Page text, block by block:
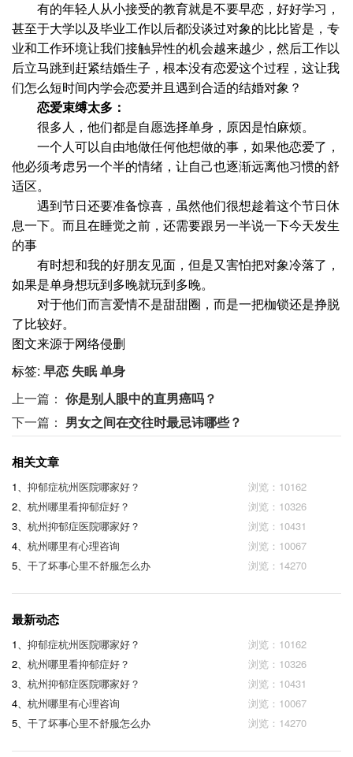
有的年轻人从小接受的教育就是不要早恋，好好学习，
甚至于大学以及毕业工作以后都没谈过对象的比比皆是，专
业和工作环境让我们接触异性的机会越来越少，然后工作以
后立马跳到赶紧结婚生子，根本没有恋爱这个过程，这让我
们怎么短时间内学会恋爱并且遇到合适的结婚对象？
恋爱束缚太多：
很多人，他们都是自愿选择单身，原因是怕麻烦。
一个人可以自由地做任何他想做的事，如果他恋爱了，
他必须考虑另一个半的情绪，让自己也逐渐远离他习惯的舒
适区。
遇到节日还要准备惊喜，虽然他们很想趁着这个节日休
息一下。而且在睡觉之前，还需要跟另一半说一下今天发生
的事
有时想和我的好朋友见面，但是又害怕把对象冷落了，
如果是单身想玩到多晚就玩到多晚。
对于他们而言爱情不是甜甜圈，而是一把枷锁还是挣脱
了比较好。
图文来源于网络侵删
标签: 早恋 失眠单身
上一篇： 你是别人眼中的直男癌吗？
下一篇： 男女之间在交往时最忌讳哪些？
相关文章
1、 抑郁症杭州医院哪家好？
浏览：10162
2、 杭州哪里看抑郁症好？
浏览：10326
3、 杭州抑郁症医院哪家好？
浏览：10431
4、 杭州哪里有心理咨询
浏览：10067
5、 干了坏事心里不舒服怎么办 浏览：14270
最新动态
1、 抑郁症杭州医院哪家好？
浏览：10162
2、 杭州哪里看抑郁症好？
浏览：10326
3、 杭州抑郁症医院哪家好？
浏览：10431
4、 杭州哪里有心理咨询
浏览：10067
5、 干了坏事心里不舒服怎么办 浏览：14270